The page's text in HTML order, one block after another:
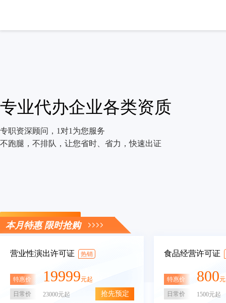
专业代办企业各类资质
专职资深顾问，1对1为您服务
不跑腿，不排队，让您省时、省力，快速出证
立即咨询
本月特惠 限时抢购
营业性演出许可证 热销
特惠价 19999元起
日常价 23000元起 抢先预定
食品经营许可证
特惠价 800
日常价 1500元起